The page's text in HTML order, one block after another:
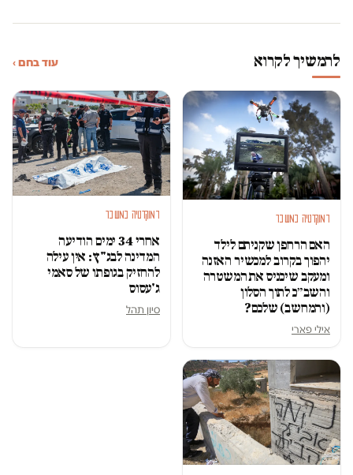
להמשיך לקרוא עוד בחם ›
דמוקרטיה במשבר
האם הרחפן שקניתם לילד
יהפוך בקרוב למכשיר האזנה
ומעקב שיכניס את המשטרה
והשב״כ לתוך הסלון
(והמחשב) שלכם?
אילי פארי
דמוקרטיה במשבר
אחרי 34 ימים הודיעה
המדינה לבג"ץ: אין עילה
להחזיק בגופתו של סאמי
ג'עסוס
סיון תהל